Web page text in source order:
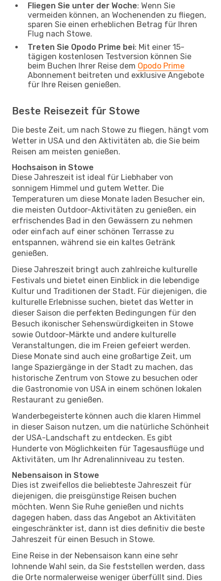
Fliegen Sie unter der Woche: Wenn Sie
vermeiden können, an Wochenenden zu fliegen,
sparen Sie einen erheblichen Betrag für Ihren
Flug nach Stowe.
Treten Sie Opodo Prime bei: Mit einer 15-
tägigen kostenlosen Testversion können Sie
beim Buchen Ihrer Reise dem Opodo Prime
Abonnement beitreten und exklusive Angebote
für Ihre Reisen genießen.
Beste Reisezeit für Stowe
Die beste Zeit, um nach Stowe zu fliegen, hängt vom
Wetter in USA und den Aktivitäten ab, die Sie beim
Reisen am meisten genießen.
Hochsaison in Stowe
Diese Jahreszeit ist ideal für Liebhaber von
sonnigem Himmel und gutem Wetter. Die
Temperaturen um diese Monate laden Besucher ein,
die meisten Outdoor-Aktivitäten zu genießen, ein
erfrischendes Bad in den Gewässern zu nehmen
oder einfach auf einer schönen Terrasse zu
entspannen, während sie ein kaltes Getränk
genießen.
Diese Jahreszeit bringt auch zahlreiche kulturelle
Festivals und bietet einen Einblick in die lebendige
Kultur und Traditionen der Stadt. Für diejenigen, die
kulturelle Erlebnisse suchen, bietet das Wetter in
dieser Saison die perfekten Bedingungen für den
Besuch ikonischer Sehenswürdigkeiten in Stowe
sowie Outdoor-Märkte und andere kulturelle
Veranstaltungen, die im Freien gefeiert werden.
Diese Monate sind auch eine großartige Zeit, um
lange Spaziergänge in der Stadt zu machen, das
historische Zentrum von Stowe zu besuchen oder
die Gastronomie von USA in einem schönen lokalen
Restaurant zu genießen.
Wanderbegeisterte können auch die klaren Himmel
in dieser Saison nutzen, um die natürliche Schönheit
der USA-Landschaft zu entdecken. Es gibt
Hunderte von Möglichkeiten für Tagesausflüge und
Aktivitäten, um Ihr Adrenalinniveau zu testen.
Nebensaison in Stowe
Dies ist zweifellos die beliebteste Jahreszeit für
diejenigen, die preisgünstige Reisen buchen
möchten. Wenn Sie Ruhe genießen und nichts
dagegen haben, dass das Angebot an Aktivitäten
eingeschränkter ist, dann ist dies definitiv die beste
Jahreszeit für einen Besuch in Stowe.
Eine Reise in der Nebensaison kann eine sehr
lohnende Wahl sein, da Sie feststellen werden, dass
die Orte normalerweise weniger überfüllt sind. Dies